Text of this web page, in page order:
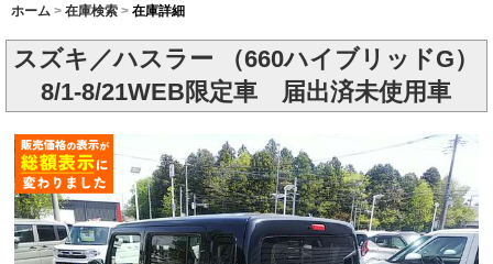
ホーム 在庫検索 在庫詳細
スズキ／ハスラー （660ハイブリッドG）
8/1-8/21WEB限定車 届出済未使用車